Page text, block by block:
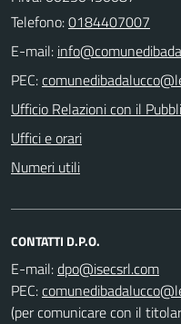
Telefono:0184407007
E-mail:
PEC:
Ufficio Relazioni con il
Uffici e orari
Numeri utili
CONTATTI D.P.O.
E-mail:
PEC:
(per comunicare con il